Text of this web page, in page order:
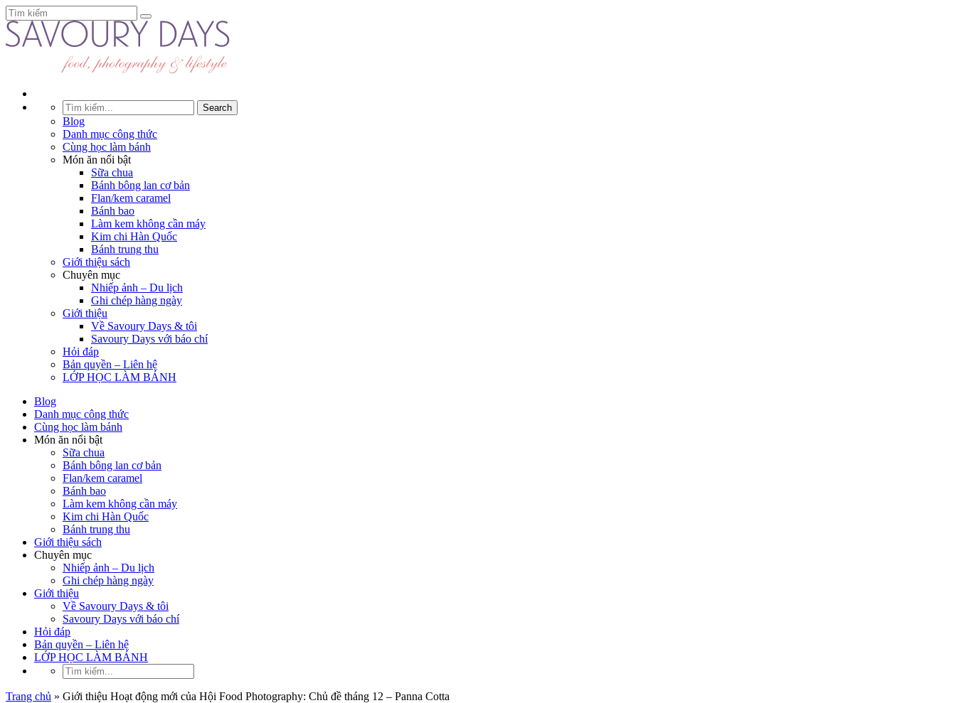
Blog
Danh mục công thức
Cùng học làm bánh
Món ăn nổi bật
Sữa chua
Bánh bông lan cơ bản
Flan/kem caramel
Bánh bao
Làm kem không cần máy
Kim chi Hàn Quốc
Bánh trung thu
Giới thiệu sách
Chuyên mục
Nhiếp ảnh – Du lịch
Ghi chép hàng ngày
Giới thiệu
Về Savoury Days & tôi
Savoury Days với báo chí
Hỏi đáp
Bản quyền – Liên hệ
LỚP HỌC LÀM BÁNH
Blog
Danh mục công thức
Cùng học làm bánh
Món ăn nổi bật
Sữa chua
Bánh bông lan cơ bản
Flan/kem caramel
Bánh bao
Làm kem không cần máy
Kim chi Hàn Quốc
Bánh trung thu
Giới thiệu sách
Chuyên mục
Nhiếp ảnh – Du lịch
Ghi chép hàng ngày
Giới thiệu
Về Savoury Days & tôi
Savoury Days với báo chí
Hỏi đáp
Bản quyền – Liên hệ
LỚP HỌC LÀM BÁNH
Trang chủ » Giới thiệu Hoạt động mới của Hội Food Photography: Chủ đề tháng 12 – Panna Cotta